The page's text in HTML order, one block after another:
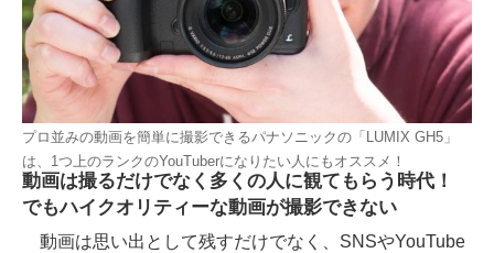
プロ並みの動画を簡単に撮影できるパナソニックの「LUMIX GH5」
は、1つ上のランクのYouTuberになりたい人にもオススメ！
動画は撮るだけでなく多くの人に観てもらう時代！
でもハイクオリティーな動画が撮影できない
動画は思い出として残すだけでなく、SNSやYouTube